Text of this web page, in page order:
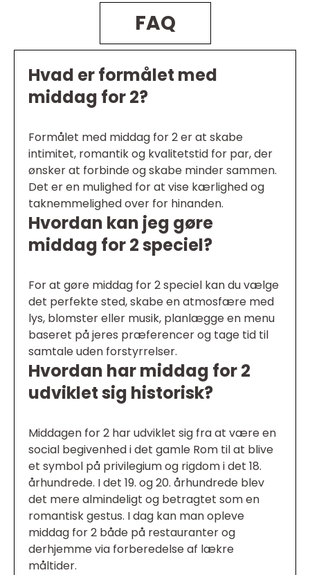
FAQ
Hvad er formålet med
middag for 2?
Formålet med middag for 2 er at skabe
intimitet, romantik og kvalitetstid for par, der
ønsker at forbinde og skabe minder sammen.
Det er en mulighed for at vise kærlighed og
taknemmelighed over for hinanden.
Hvordan kan jeg gøre
middag for 2 speciel?
For at gøre middag for 2 speciel kan du vælge
det perfekte sted, skabe en atmosfære med
lys, blomster eller musik, planlægge en menu
baseret på jeres præferencer og tage tid til
samtale uden forstyrrelser.
Hvordan har middag for 2
udviklet sig historisk?
Middagen for 2 har udviklet sig fra at være en
social begivenhed i det gamle Rom til at blive
et symbol på privilegium og rigdom i det 18.
århundrede. I det 19. og 20. århundrede blev
det mere almindeligt og betragtet som en
romantisk gestus. I dag kan man opleve
middag for 2 både på restauranter og
derhjemme via forberedelse af lækre
måltider.